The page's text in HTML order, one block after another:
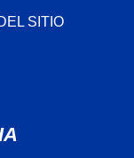
SITIO